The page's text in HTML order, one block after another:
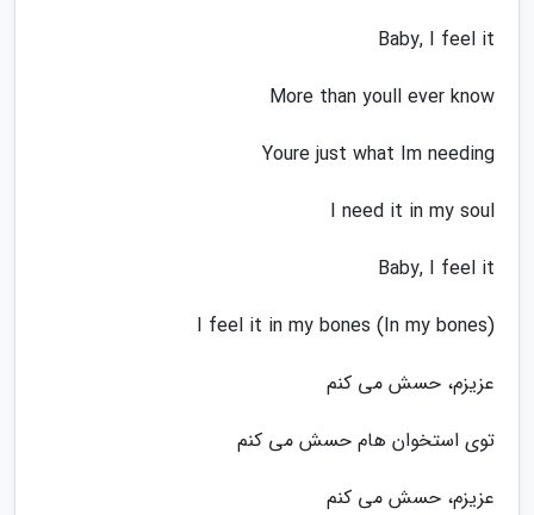
Baby, I feel it
More than youll ever know
Youre just what Im needing
I need it in my soul
Baby, I feel it
I feel it in my bones (In my bones)
عزیزم، حسش می کنم
توی استخوان هام حسش می کنم
عزیزم، حسش می کنم